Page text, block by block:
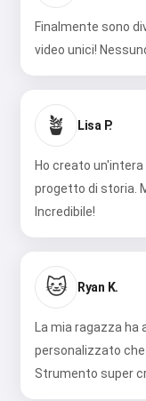
Finalmente sono
video unici!
🪴 Lisa P.
Ho creato
progetto di storia.
Incredibile!
🐱 Ryan K.
La mia ragazza
personalizzato
Strumento super